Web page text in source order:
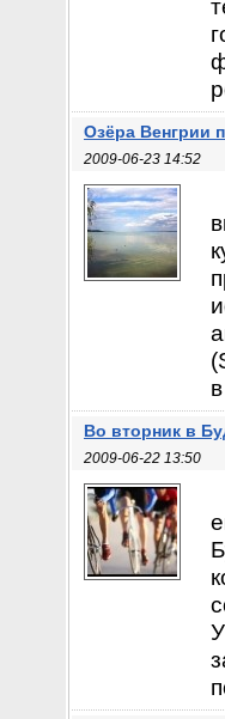
Озёра Венгрии
2009-06-23 14:52
Во вторник в
2009-06-22 13:50